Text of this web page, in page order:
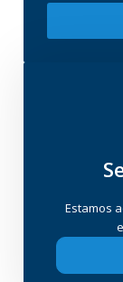
Estamos